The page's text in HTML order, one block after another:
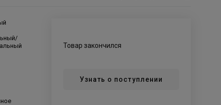
Товар закончился
Узнать о поступлении